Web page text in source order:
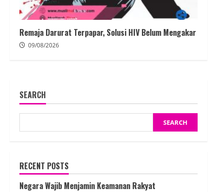
Remaja Darurat Terpapar, Solusi HIV Belum Mengakar
09/08/2026
SEARCH
SEARCH
RECENT POSTS
Negara Wajib Menjamin Keamanan Rakyat